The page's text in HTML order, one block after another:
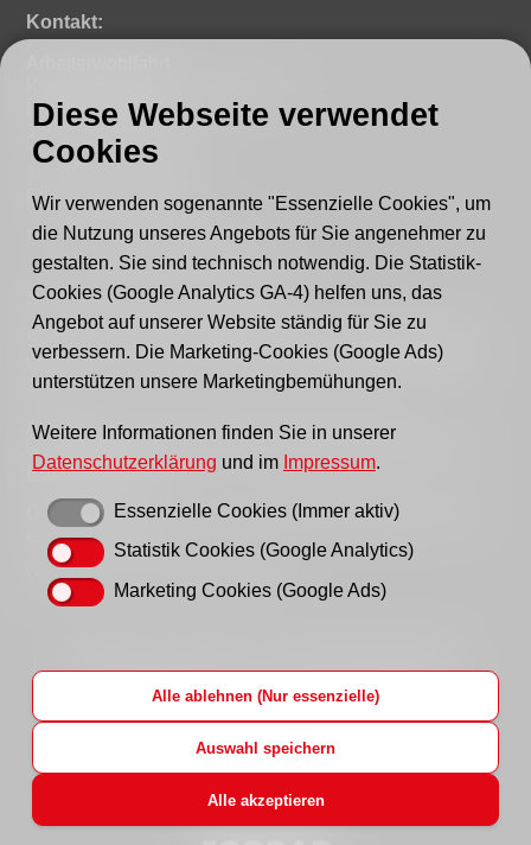
Kontakt:
Lindenstraße 46
15517 Fürstenwalde
Fax: 03361 - 592221
E-mail:post@awo-fuewa.de
Sprechzeiten Geschäftsstelle:
Sie erreichen uns persönlich telefonisch donnerstags
von 9–12 Uhr bzw. dienstags und donnerstags von 14–
16 Uhr.
Außerhalb der Sprechzeiten erreichen Sie uns
Kontaktformular.
Gern können Sie uns auch einen Brief schreiben oder
ein Fax senden.
Vielen Dank für Ihr Verständnis!
Hinweisgeberportal
AWO LAG Brandenburg
AWO Bundesverband
AWO Jobs Login
Diese Webseite verwendet
Cookies
Wir verwenden sogenannte "Essenzielle Cookies", um
die Nutzung unseres Angebots für Sie angenehmer zu
gestalten. Sie sind technisch notwendig. Die Statistik-
Cookies (Google Analytics GA-4) helfen uns, das
Angebot auf unserer Website ständig für Sie zu
verbessern. Die Marketing-Cookies (Google Ads)
unterstützen unsere Marketingbemühungen.
Weitere Informationen finden Sie in unserer
Datenschutzerklärung und im Impressum.
Essenzielle Cookies (Immer aktiv)
Statistik Cookies (Google Analytics)
Marketing Cookies (Google Ads)
Alle ablehnen (Nur essenzielle)
Auswahl speichern
Alle akzeptieren